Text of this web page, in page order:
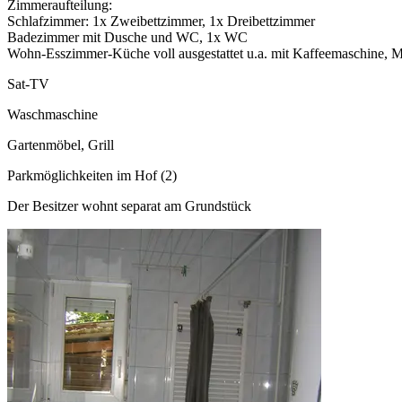
Zimmeraufteilung:
Schlafzimmer: 1x Zweibettzimmer, 1x Dreibettzimmer
Badezimmer mit Dusche und WC, 1x WC
Wohn-Esszimmer-Küche voll ausgestattet u.a. mit Kaffeemaschine,
Sat-TV
Waschmaschine
Gartenmöbel, Grill
Parkmöglichkeiten im Hof (2)
Der Besitzer wohnt separat am Grundstück